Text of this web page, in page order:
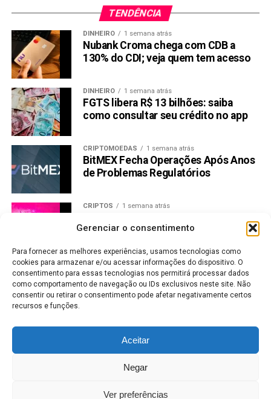
Gerenciar o consentimento
Para fornecer as melhores experiências, usamos tecnologias como
cookies para armazenar e/ou acessar informações do dispositivo. O
consentimento para essas tecnologias nos permitirá processar dados
como comportamento de navegação ou IDs exclusivos neste site. Não
consentir ou retirar o consentimento pode afetar negativamente certos
recursos e funções.
Aceitar
Negar
Ver preferências
TENDÊNCIA
DINHEIRO 1 semana atrás
Nubank Croma chega com CDB a
130% do CDI; veja quem tem acesso
DINHEIRO 1 semana atrás
FGTS libera R$ 13 bilhões: saiba
como consultar seu crédito no app
CRIPTOMOEDAS 1 semana atrás
BitMEX Fecha Operações Após Anos
de Problemas Regulatórios
CRIPTOS 1 semana atrás
semana e mira resistência de US$
CRIPTOMOEDAS 7 dias atrás
Bitcoin a US$ 65 mil: halving se
aproxima e mercado já reage
dividendos; veja valores
Bradesco antecipa JCP de R$ 6,5 bi;